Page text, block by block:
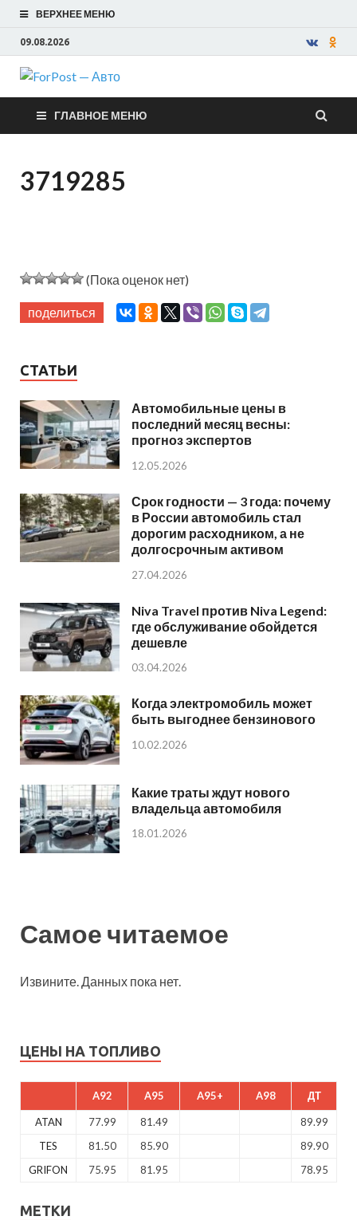
ВЕРХНЕЕ МЕНЮ
09.08.2026
ForPost —
Авто
ГЛАВНОЕ МЕНЮ
3719285
(Пока оценок нет)
поделиться
СТАТЬИ
Автомобильные цены в
последний месяц весны:
прогноз экспертов
12.05.2026
Срок годности — 3 года: почему
в России автомобиль стал
дорогим расходником, а не
долгосрочным активом
27.04.2026
Niva Travel против Niva Legend:
где обслуживание обойдется
дешевле
03.04.2026
Когда электромобиль может
быть выгоднее бензинового
10.02.2026
Какие траты ждут нового
владельца автомобиля
18.01.2026
Самое читаемое
Извините. Данных пока нет.
ЦЕНЫ НА ТОПЛИВО
A92 A95 A95+ A98 ДТ
ATAN 77.99 81.49
89.99
TES
81.50 85.90
89.90
GRIFON
75.95 81.95 78.95
МЕТКИ